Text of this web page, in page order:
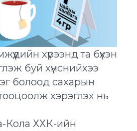
хүрээнд та бүхэн
буй хүнснийхээ
болоод сахарын
хэрэглэх нь
Кола ХХК-ийн